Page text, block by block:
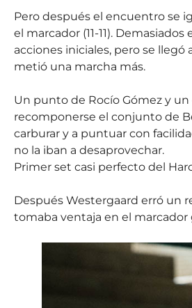
Pero después el encuentro se
el marcador (11-11).
acciones iniciales, pero se llegó
metió una marcha más.
Un punto de Rocío Gómez y un
recomponerse el conjunto de
carburar y a puntuar con
no la iban a desaprovechar.
Primer set casi perfecto del
Después Westergaard erró un
tomaba ventaja en el marcador